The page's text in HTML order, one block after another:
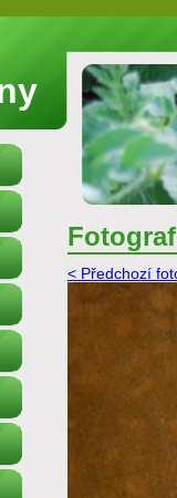
< Předchozí